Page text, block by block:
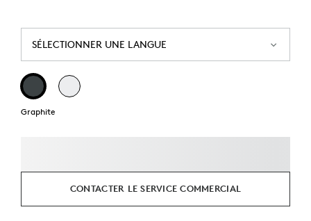
SÉLECTIONNER UNE LANGUE
Graphite
CONTACTER LE SERVICE COMMERCIAL